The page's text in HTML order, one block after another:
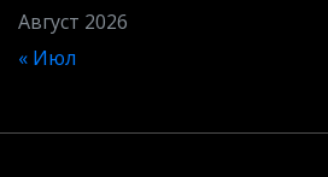
Август 2026
« Июл